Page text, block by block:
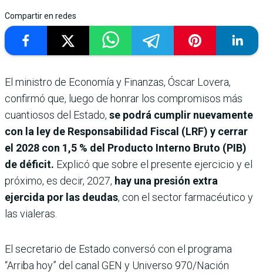
Compartir en redes
El ministro de Economía y Finanzas, Óscar Lovera,
confirmó que, luego de honrar los compromisos más
cuantiosos del Estado, se podrá cumplir nuevamente
con la ley de Responsabilidad Fiscal (LRF) y cerrar
el 2028 con 1,5 % del Producto Interno Bruto (PIB)
de déficit. Explicó que sobre el presente ejercicio y el
próximo, es decir, 2027, hay una presión extra
ejercida por las deudas, con el sector farmacéutico y
las vialeras.
El secretario de Estado conversó con el programa
“Arriba hoy” del canal GEN y Universo 970/Nación